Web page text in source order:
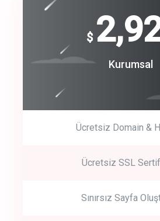
track energy costs
Get Started
Start by trying our service for 30 days free trial
$
Kurumsal
Ücretsiz Domain &
Ücretsiz SSL
Sınırsız Sayfa
$
240
Coroprate